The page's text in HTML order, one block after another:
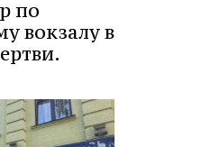
по
вокзалу в